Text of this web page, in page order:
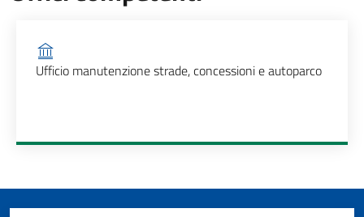
Ufficio competente
Ufficio manutenzione strade, concessioni e autoparco